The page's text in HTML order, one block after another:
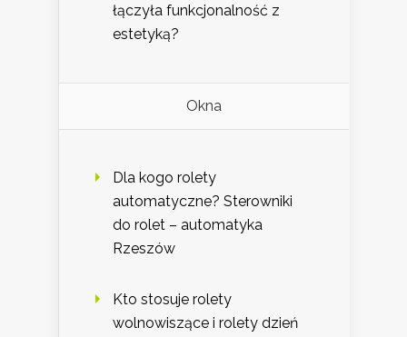
łączyła funkcjonalność z
estetyką?
Okna
Dla kogo rolety
automatyczne? Sterowniki
do rolet – automatyka
Rzeszów
Kto stosuje rolety
wolnowiszące i rolety dzień